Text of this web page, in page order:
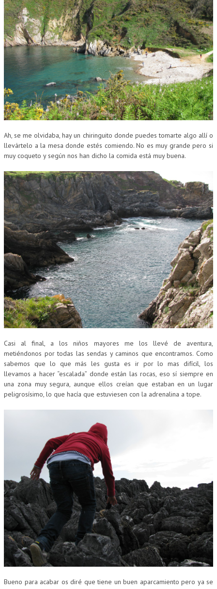
Ah, se me olvidaba, hay un chiringuito donde puedes tomarte algo allí o
llevártelo a la mesa donde estés comiendo. No es muy grande pero si
muy coqueto y según nos han dicho la comida está muy buena.
Casi al final, a los niños mayores me los llevé de aventura,
metiéndonos por todas las sendas y caminos que encontramos. Como
sabemos que lo que más les gusta es ir por lo mas difícil, los
llevamos a hacer “escalada” donde están las rocas, eso sí siempre en
una zona muy segura, aunque ellos creían que estaban en un lugar
peligrosísimo, lo que hacía que estuviesen con la adrenalina a tope.
Bueno para acabar os diré que tiene un buen aparcamiento pero ya se